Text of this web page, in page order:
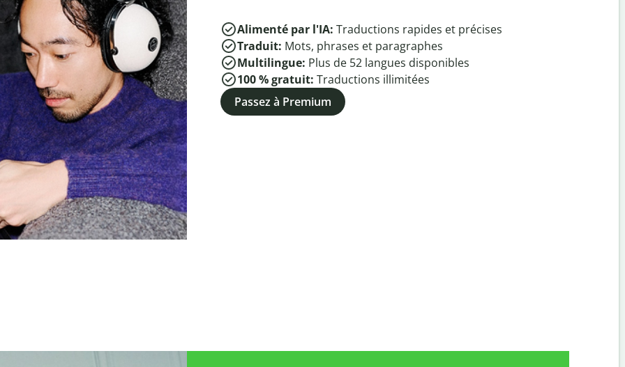
Alimenté par l'IA: Traductions rapides et précises
Traduit: Mots, phrases et paragraphes
Multilingue: Plus de 52 langues disponibles
100 % gratuit: Traductions illimitées
Passez à Premium